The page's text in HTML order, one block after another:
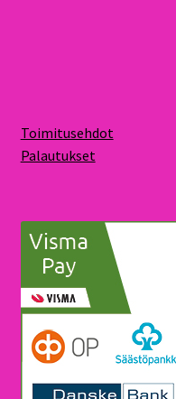
Toimitusehdot
Palautukset